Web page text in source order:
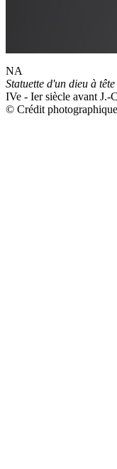
NA
Statuette d'un dieu à
IVe - Ier siècle avant J.-
© Crédit